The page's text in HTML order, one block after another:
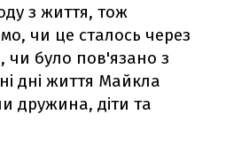
з життя, тож
чи це сталось через
чи було пов'язано з
дні життя Майкла
дружина, діти та